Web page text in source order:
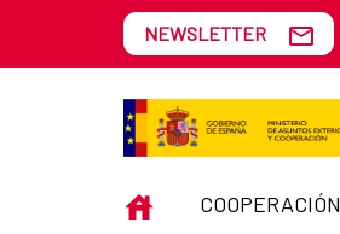
Skip to Main Content
Cómo trabajamos
NEWSLETTER
INICIOCOOPERACIÓN